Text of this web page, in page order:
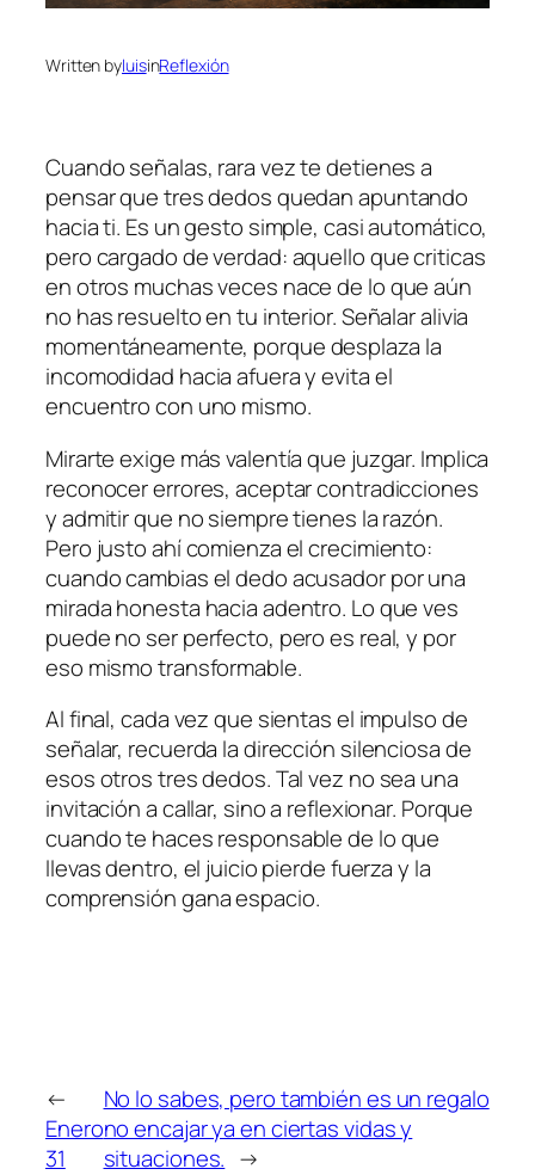
Written byluisinReflexión
Cuando señalas, rara vez te detienes a
pensar que tres dedos quedan apuntando
hacia ti. Es un gesto simple, casi automático,
pero cargado de verdad: aquello que criticas
en otros muchas veces nace de lo que aún
no has resuelto en tu interior. Señalar alivia
momentáneamente, porque desplaza la
incomodidad hacia afuera y evita el
encuentro con uno mismo.
Mirarte exige más valentía que juzgar. Implica
reconocer errores, aceptar contradicciones
y admitir que no siempre tienes la razón.
Pero justo ahí comienza el crecimiento:
cuando cambias el dedo acusador por una
mirada honesta hacia adentro. Lo que ves
puede no ser perfecto, pero es real, y por
eso mismo transformable.
Al final, cada vez que sientas el impulso de
señalar, recuerda la dirección silenciosa de
esos otros tres dedos. Tal vez no sea una
invitación a callar, sino a reflexionar. Porque
cuando te haces responsable de lo que
llevas dentro, el juicio pierde fuerza y la
comprensión gana espacio.
←
Enero
31
No lo sabes, pero también es un regalo
no encajar ya en ciertas vidas y
situaciones. →